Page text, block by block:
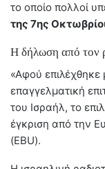
το οποίο πολλοί
της 7ης
Η δήλωση από τον
«Αφού επιλέχθηκε
επαγγελματική
του Ισραήλ, το
έγκριση από την
(EBU).